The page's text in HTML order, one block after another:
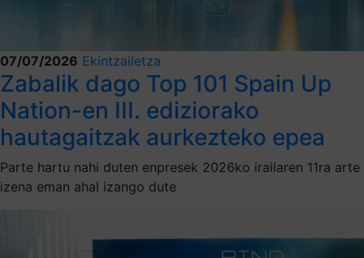
07/07/2026 Ekintzailetza
Zabalik dago Top 101 Spain Up
Nation-en III. ediziorako
hautagaitzak aurkezteko epea
Parte hartu nahi duten enpresek 2026ko irailaren 11ra arte
izena eman ahal izango dute